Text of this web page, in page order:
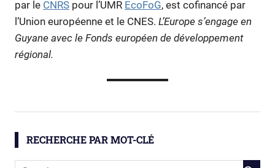
par le CNRS pour l’UMR EcoFoG, est cofinancé par
l’Union européenne et le CNES. L’Europe s’engage en
Guyane avec le Fonds européen de développement
régional.
biodiversité
RECHERCHE PAR MOT-CLÉ